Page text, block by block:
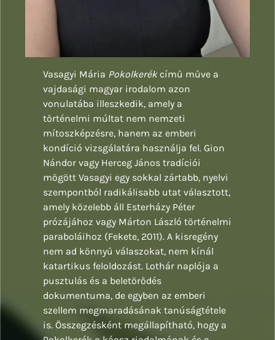
Vasagyi Mária Pokolkerékcímű műve a
vajdasági magyar irodalom azon
vonulatába illeszkedik, amely a
történelmi múltat nem nemzeti
mítoszképzésre, hanem az emberi
kondíció vizsgálatára használja fel. Gion
Nándor vagy Herceg János tradíciói
mögött Vasagyi egy sokkal zártabb, nyelvi
szempontból radikálisabb utat választott,
amely közelebb áll Esterházy Péter
prózájához vagy Márton László történelmi
paraboláihoz (Fekete, 2011). A kisregény
nem ad könnyű válaszokat, nem kínál
katartikus feloldozást. Lothár naplója a
pusztulás és a beletörődés
dokumentuma, de egyben az emberi
szellem megmaradásának tanúságtétele
is. Összegzésként megállapítható, hogy a